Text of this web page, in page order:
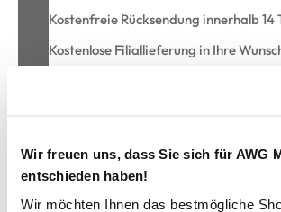
Wir freuen uns, dass Sie sich für AWG
entschieden haben!
Wir möchten Ihnen das bestmögliche
Kostenfreie Rücksendung innerhalb 14
Kostenlose Filiallieferung in Ihre
Gästetuch uni 30x50